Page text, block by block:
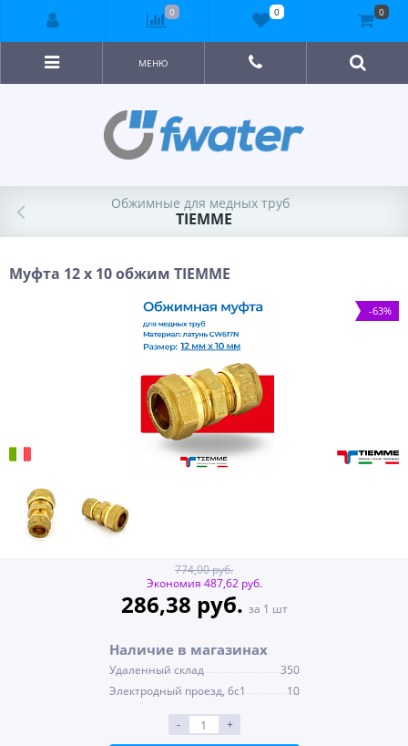
МЕНЮ
Обжимные для медных труб
TIEMME
Муфта 12 x 10 обжим TIEMME
-63%
774,00 руб.
Экономия 487,62 руб.
286,38 руб. за 1 шт
Наличие в магазинах
Удаленный склад
350
Электродный проезд, 6с1
10
- +
0 0 0